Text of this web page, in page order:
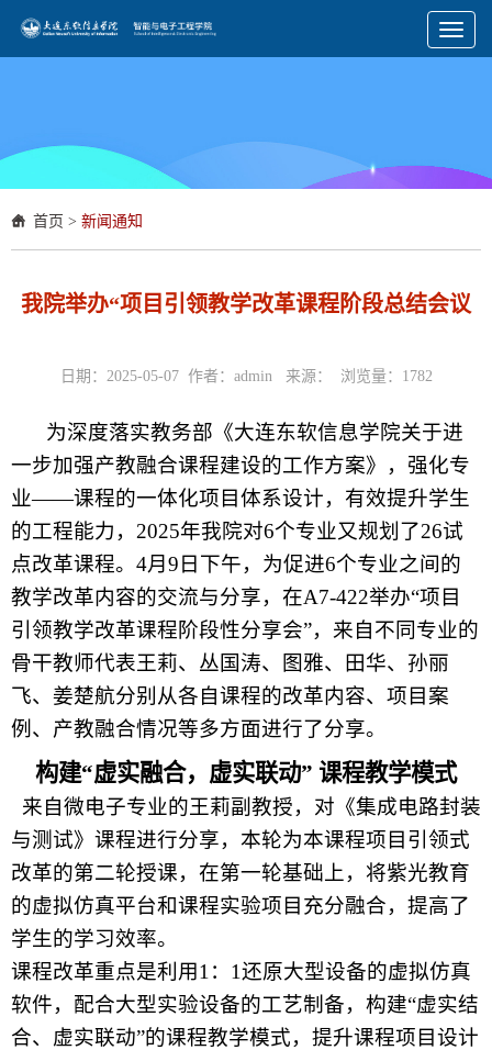
Toggle
首页 > 新闻通知
我院举办“项目引领教学改革课程阶段总结会议
日期：2025-05-07 作者：admin 来源： 浏览量： 1782
为深度落实教务部《大连东软信息学院关于进
一步加强产教融合课程建设的工作方案》，强化专
业——课程的一体化项目体系设计，有效提升学生
的工程能力，2025年我院对6个专业又规划了26试
点改革课程。 4月 9 日下午， 为促进6个专业之间的
教学改革内容的交流与分享，在A7-422举办“项目
引领教学改革课程阶段性分享会”，来自不同专业的
骨干教师代表王莉、丛国涛、图雅、田华、孙丽
飞、姜楚航分别从各自课程的改革内容、项目案
例、产教融合情况等多方面进行了分享。
构建“虚实融合，虚实联动” 课程教学模式
来自微电子专业的王莉副教授，对《集成电路封装
与测试》课程进行分享，本轮为本课程项目引领式
改革的第二轮授课，在第一轮基础上，将紫光教育
的虚拟仿真平台和课程实验项目充分融合，提高了
学生的学习效率。
课程改革重点是利用1：1还原大型设备的虚拟仿真
软件，配合大型实验设备的工艺制备，构建“虚实结
合、虚实联动”的课程教学模式，提升课程项目设计